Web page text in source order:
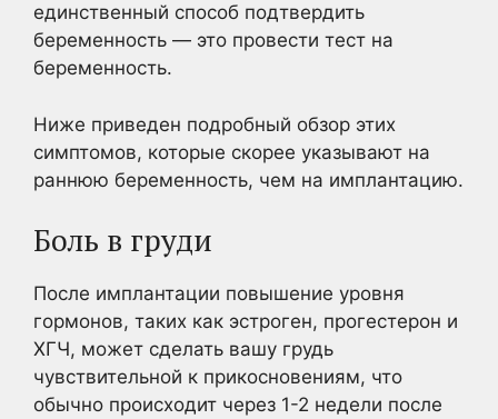
единственный способ подтвердить
беременность — это провести тест на
беременность.
Ниже приведен подробный обзор этих
симптомов, которые скорее указывают на
раннюю беременность, чем на имплантацию.
Боль в груди
После имплантации повышение уровня
гормонов, таких как эстроген, прогестерон и
ХГЧ, может сделать вашу грудь
чувствительной к прикосновениям, что
обычно происходит через 1-2 недели после